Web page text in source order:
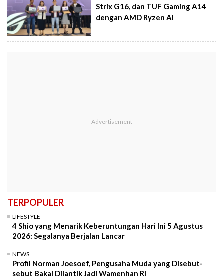
Strix G16, dan TUF Gaming A14
dengan AMD Ryzen AI
TERPOPULER
LIFESTYLE
4 Shio yang Menarik Keberuntungan Hari Ini 5 Agustus
2026: Segalanya Berjalan Lancar
NEWS
Profil Norman Joesoef, Pengusaha Muda yang Disebut-
sebut Bakal Dilantik Jadi Wamenhan RI